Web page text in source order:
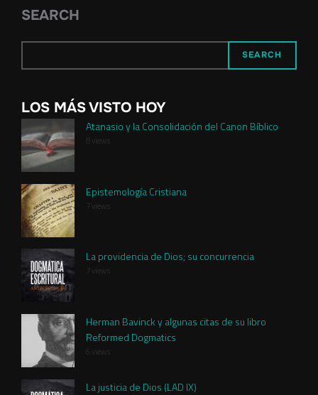
SEARCH
SEARCH
LOS MÁS VISTO HOY
Atanasio y la Consolidación del Canon Bíblico
8 views
Epistemología Cristiana
7 views
La providencia de Dios; su concurrencia
7 views
Herman Bavinck y algunas citas de su libro
Reformed Dogmatics
6 views
La justicia de Dios (LAD IX)